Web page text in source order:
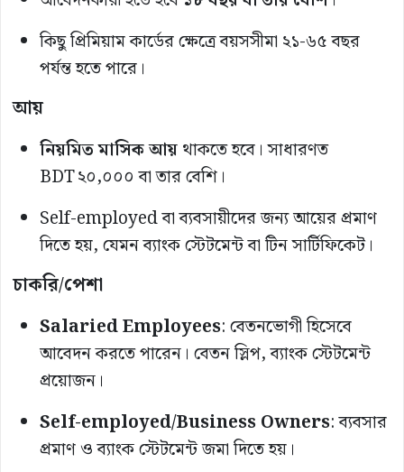
কিছু প্রিমিয়াম কার্ডের ক্ষেত্রে বয়সসীমা ২১-৬৫ বছর
পর্যন্ত হতে পারে।
আয়
নিয়মিত মাসিক আয়থাকতে হবে। সাধারণত
BDT ২০,০০০ বা তার বেশি।
Self-employed বা ব্যবসায়ীদের জন্য আয়ের প্রমাণ
দিতে হয়, যেমন ব্যাংক স্টেটমেন্ট বা টিন সার্টিফিকেট।
চাকরি/পেশা
Salaried Employees: বেতনভোগী হিসেবে
আবেদন করতে পারেন। বেতন স্লিপ, ব্যাংক স্টেটমেন্ট
প্রয়োজন।
Self-employed/Business Owners: ব্যবসার
প্রমাণ ও ব্যাংক স্টেটমেন্ট জমা দিতে হয়।